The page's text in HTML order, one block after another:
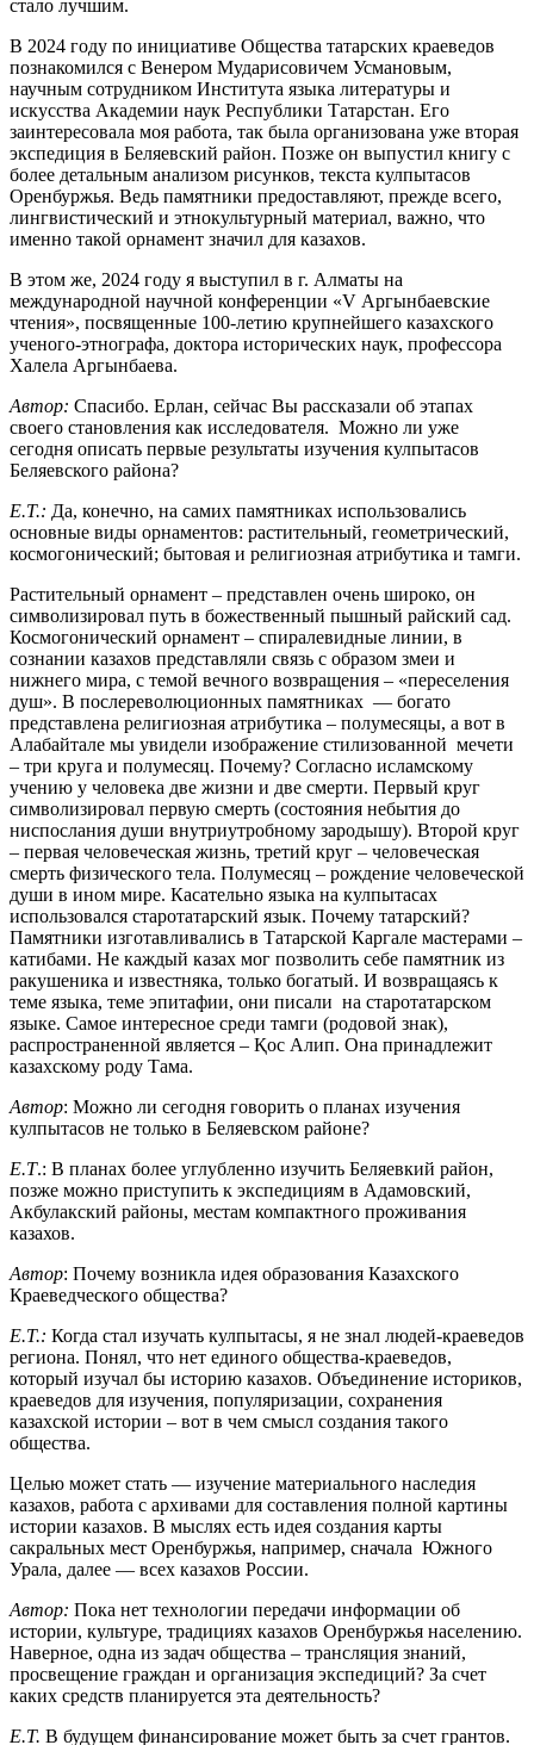
стало лучшим.
В 2024 году по инициативе Общества татарских краеведов
познакомился с Венером Мударисовичем Усмановым,
научным сотрудником Института языка литературы и
искусства Академии наук Республики Татарстан. Его
заинтересовала моя работа, так была организована уже вторая
экспедиция в Беляевский район. Позже он выпустил книгу с
более детальным анализом рисунков, текста кулпытасов
Оренбуржья. Ведь памятники предоставляют, прежде всего,
лингвистический и этнокультурный материал, важно, что
именно такой орнамент значил для казахов.
В этом же, 2024 году я выступил в г. Алматы на
международной научной конференции «V Аргынбаевские
чтения», посвященные 100-летию крупнейшего казахского
ученого-этнографа, доктора исторических наук, профессора
Халела Аргынбаева.
Автор: Спасибо. Ерлан, сейчас Вы рассказали об этапах
своего становления как исследователя. Можно ли уже
сегодня описать первые результаты изучения кулпытасов
Беляевского района?
Е.Т.: Да, конечно, на самих памятниках использовались
основные виды орнаментов: растительный, геометрический,
космогонический; бытовая и религиозная атрибутика и тамги.
Растительный орнамент – представлен очень широко, он
символизировал путь в божественный пышный райский сад.
Космогонический орнамент – спиралевидные линии, в
сознании казахов представляли связь с образом змеи и
нижнего мира, с темой вечного возвращения – «переселения
душ». В послереволюционных памятниках — богато
представлена религиозная атрибутика – полумесяцы, а вот в
Алабайтале мы увидели изображение стилизованной мечети
– три круга и полумесяц. Почему? Согласно исламскому
учению у человека две жизни и две смерти. Первый круг
символизировал первую смерть (состояния небытия до
ниспослания души внутриутробному зародышу). Второй круг
– первая человеческая жизнь, третий круг – человеческая
смерть физического тела. Полумесяц – рождение человеческой
души в ином мире. Касательно языка на кулпытасах
использовался старотатарский язык. Почему татарский?
Памятники изготавливались в Татарской Каргале мастерами –
катибами. Не каждый казах мог позволить себе памятник из
ракушеника и известняка, только богатый. И возвращаясь к
теме языка, теме эпитафии, они писали на старотатарском
языке. Самое интересное среди тамги (родовой знак),
распространенной является – Қос Алип. Она принадлежит
казахскому роду Тама.
Автор: Можно ли сегодня говорить о планах изучения
кулпытасов не только в Беляевском районе?
Е.Т.: В планах более углубленно изучить Беляевкий район,
позже можно приступить к экспедициям в Адамовский,
Акбулакский районы, местам компактного проживания
казахов.
Автор: Почему возникла идея образования Казахского
Краеведческого общества?
Е.Т.: Когда стал изучать кулпытасы, я не знал людей-краеведов
региона. Понял, что нет единого общества-краеведов,
который изучал бы историю казахов. Объединение историков,
краеведов для изучения, популяризации, сохранения
казахской истории – вот в чем смысл создания такого
общества.
Целью может стать — изучение материального наследия
казахов, работа с архивами для составления полной картины
истории казахов. В мыслях есть идея создания карты
сакральных мест Оренбуржья, например, сначала Южного
Урала, далее — всех казахов России.
Автор: Пока нет технологии передачи информации об
истории, культуре, традициях казахов Оренбуржья населению.
Наверное, одна из задач общества – трансляция знаний,
просвещение граждан и организация экспедиций? За счет
каких средств планируется эта деятельность?
Е.Т. В будущем финансирование может быть за счет грантов.